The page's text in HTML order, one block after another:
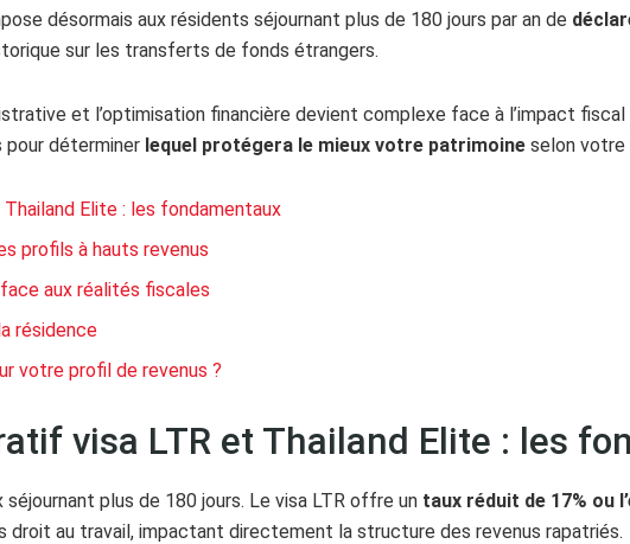
désormais aux résidents séjournant plus de 180 jours par an de
sur les transferts de fonds étrangers.
et l’optimisation financière devient complexe face à l’impact
pour déterminer lequel protégera le mieux votre patrimoine selon votre
Elite : les fondamentaux
profils à hauts revenus
aux réalités fiscales
résidence
votre profil de revenus ?
visa LTR et Thailand Elite : les
plus de 180 jours. Le visa LTR offre un taux réduit de 17% ou
droit au travail, impactant directement la structure des revenus rapatriés.